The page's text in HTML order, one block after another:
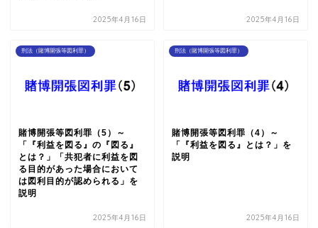
2025年4月16日 2025年4月16日
刑法（賭博開張等図利罪）
賭博開張等図利罪（5）～
「『利益を図る』の『図る』
とは？」「共犯者に利益を図
る目的があった場合において
は図利目的が認められる」を
説明
2025年4月16日
刑法（賭博開張等図利罪）
賭博開張等図利罪（4）～
「『利益を図る』とは？」を
説明
2025年4月16日